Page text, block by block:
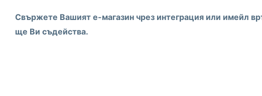
Свържете Вашият е-магазин чрез интеграция или имейл
ще Ви съдейства.